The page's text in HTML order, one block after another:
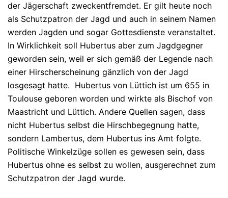
der Jägerschaft zweckentfremdet. Er gilt heute noch
als Schutzpatron der Jagd und auch in seinem Namen
werden Jagden und sogar Gottesdienste veranstaltet.
In Wirklichkeit soll Hubertus aber zum Jagdgegner
geworden sein, weil er sich gemäß der Legende nach
einer Hirscherscheinung gänzlich von der Jagd
losgesagt hatte. Hubertus von Lüttich ist um 655 in
Toulouse geboren worden und wirkte als Bischof von
Maastricht und Lüttich. Andere Quellen sagen, dass
nicht Hubertus selbst die Hirschbegegnung hatte,
sondern Lambertus, dem Hubertus ins Amt folgte.
Politische Winkelzüge sollen es gewesen sein, dass
Hubertus ohne es selbst zu wollen, ausgerechnet zum
Schutzpatron der Jagd wurde.